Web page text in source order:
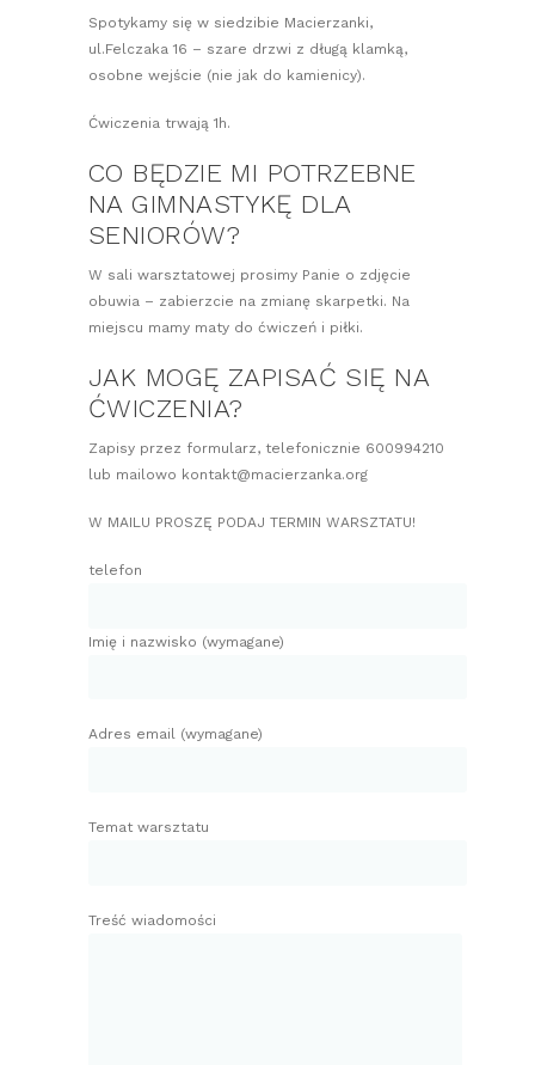
Spotykamy się w siedzibie Macierzanki,
ul.Felczaka 16 – szare drzwi z długą klamką,
osobne wejście (nie jak do kamienicy).
Ćwiczenia trwają 1h.
CO BĘDZIE MI POTRZEBNE
NA GIMNASTYKĘ DLA
SENIORÓW?
W sali warsztatowej prosimy Panie o zdjęcie
obuwia – zabierzcie na zmianę skarpetki. Na
miejscu mamy maty do ćwiczeń i piłki.
JAK MOGĘ ZAPISAĆ SIĘ NA
ĆWICZENIA?
Zapisy przez formularz, telefonicznie 600994210
lub mailowo kontakt@macierzanka.org
W MAILU PROSZĘ PODAJ TERMIN WARSZTATU!
telefon
Imię i nazwisko (wymagane)
Adres email (wymagane)
Temat warsztatu
Treść wiadomości